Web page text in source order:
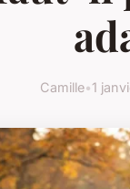
Camille•1